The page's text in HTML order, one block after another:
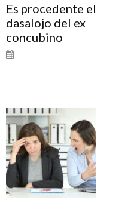
Es procedente el
dasalojo del ex
concubino